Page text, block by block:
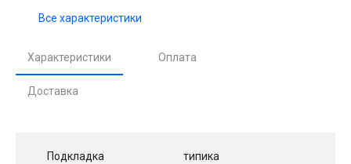
Все характеристики
Характеристики Оплата
Доставка
Подкладка типика